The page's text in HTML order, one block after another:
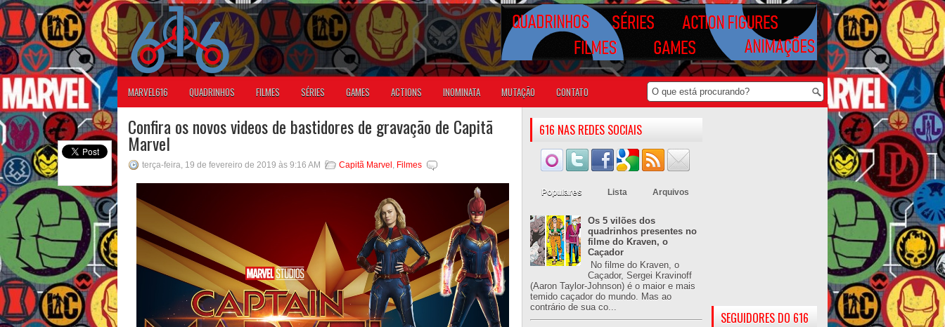
MARVEL616 QUADRINHOS FILMES SÉRIES GAMES ACTIONS INOMINATA MUTAÇÃO CONTATO
Confira os novos videos de bastidores de gravação de Capitã
Marvel
terça-feira, 19 de fevereiro de 2019 às 9:16 AM Capitã Marvel , Filmes
616 NAS REDES SOCIAIS
Populares Lista Arquivos
Os 5 vilões dos
quadrinhos presentes no
filme do Kraven, o
Caçador
No filme do Kraven, o
Caçador, Sergei Kravinoff
(Aaron Taylor-Johnson) é o maior e mais
temido caçador do mundo. Mas ao
contrário de sua co...
SEGUIDORES DO 616